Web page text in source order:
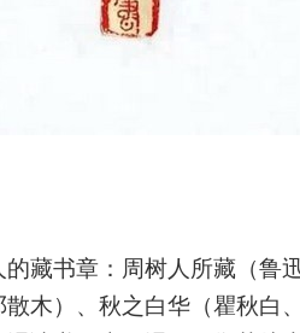
藏书章：周树人所藏（鲁
木）、秋之白华（瞿秋白